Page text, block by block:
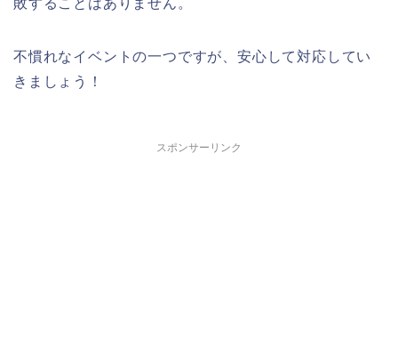
不慣れなイベントの一つですが、安心して対応してい
きましょう！
スポンサーリンク